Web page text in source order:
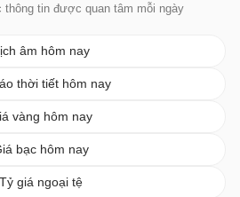
thông tin được quan tâm mỗi ngày
âm hôm nay
thời tiết hôm nay
vàng hôm nay
bạc hôm nay
Tỷ giá ngoại tệ